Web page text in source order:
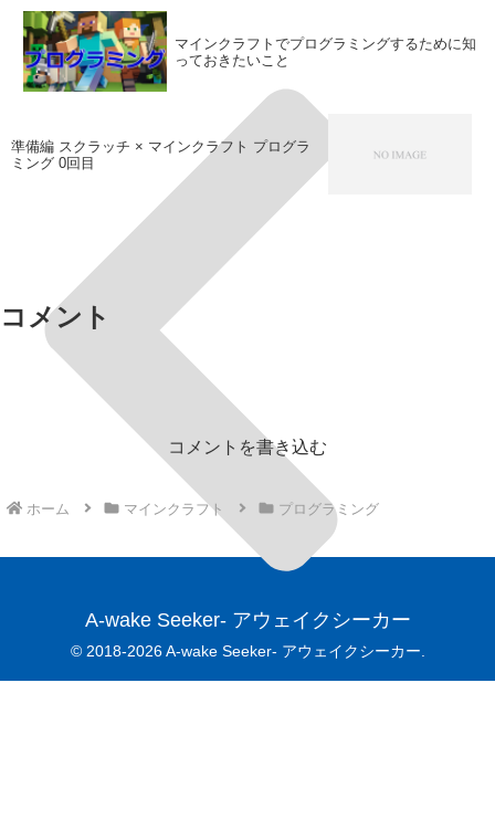
マインクラフトでプログラミングするために知
っておきたいこと
準備編 スクラッチ × マインクラフト プログラ
ミング 0回目
コメント
コメントを書き込む
ホーム マインクラフト プログラミング
A-wake Seeker- アウェイクシーカー
© 2018-2026 A-wake Seeker- アウェイクシーカー.